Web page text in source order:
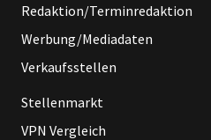
Redaktion/Terminredaktion
Werbung/Mediadaten
Verkaufsstellen
Stellenmarkt
VPN Vergleich